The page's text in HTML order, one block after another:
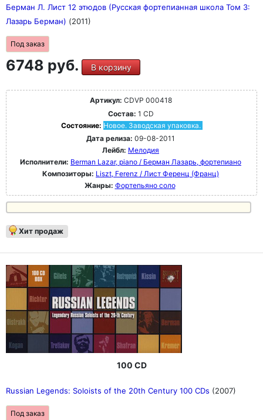
Берман Л. Лист 12 этюдов (Русская фортепианная школа Том 3:
Лазарь Берман) (2011)
Под заказ
6748 руб. В корзину
Артикул: CDVP 000418
Состав: 1 CD
Состояние: Новое. Заводская упаковка.
Дата релиза: 09-08-2011
Лейбл: Мелодия
Исполнители: Berman Lazar, piano / Берман Лазарь, фортепиано
Композиторы: Liszt, Ferenz / Лист Ференц (Франц)
Жанры: Фортепьяно соло
Хит продаж
100 CD
Russian Legends: Soloists of the 20th Century 100 CDs (2007)
Под заказ